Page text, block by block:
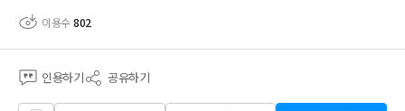
이용수802
인용하기 공유하기